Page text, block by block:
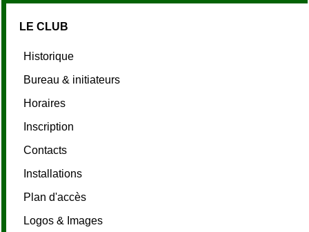
LE CLUB
Historique
Bureau & initiateurs
Horaires
Inscription
Contacts
Installations
Plan d'accès
Logos & Images